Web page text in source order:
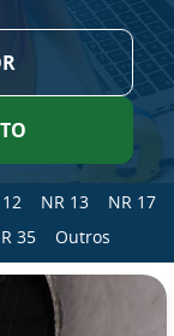
NR 13
NR 17
35 Outros